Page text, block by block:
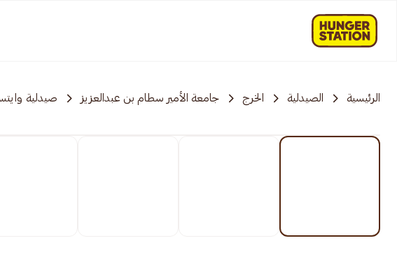
الرئيسية الصيدلية الخرج جامعة الأمير سطام بن عبدالعزيز صيدلية